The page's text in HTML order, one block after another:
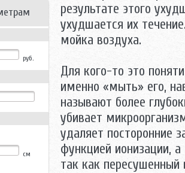
руб.
см
результате этого
ухудшается их
мойка воздуха.
Для кого-то это
именно «мыть» его,
называют более
убивает
удаляет посторонние
функцией ионизации,
так как пересушенный